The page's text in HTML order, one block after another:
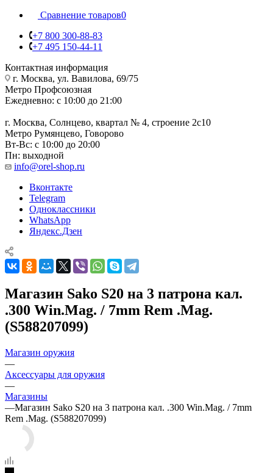
Сравнение товаров0
+7 800 300-88-83
+7 495 150-44-11
Контактная информация
г. Москва, ул. Вавилова, 69/75
Метро Профсоюзная
Ежедневно: с 10:00 до 21:00
г. Москва, Солнцево, квартал № 4, строение 2с10
Метро Румянцево, Говорово
Вт-Вс: с 10:00 до 20:00
Пн: выходной
info@orel-shop.ru
Вконтакте
Telegram
Одноклассники
WhatsApp
Яндекс.Дзен
Магазин Sako S20 на 3 патрона кал.
.300 Win.Mag. / 7mm Rem .Mag.
(S588207099)
Магазин оружия
—
Аксессуары для оружия
—
Магазины
—Магазин Sako S20 на 3 патрона кал. .300 Win.Mag. / 7mm
Rem .Mag. (S588207099)